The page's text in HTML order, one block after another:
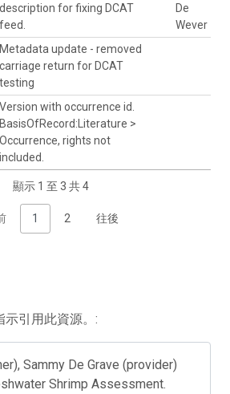
description for fixing DCAT
feed.
De
Wever
Metadata update - removed
carriage return for DCAT
testing
Version with occurrence id.
BasisOfRecord:Literature >
Occurrence, rights not
included.
顯示 1 至 3 共 4
1 2 往後
引用此資源。:
Sammy De Grave (provider)
Shrimp Assessment.